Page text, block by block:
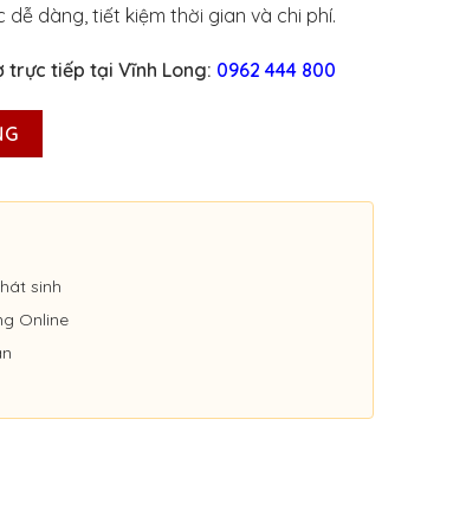
dàng, tiết kiệm thời gian và chi phí.
tiếp tại Vĩnh Long: 0962 444 800
vận tải trọn gói tại Vĩnh Long số lượng
sinh
Online